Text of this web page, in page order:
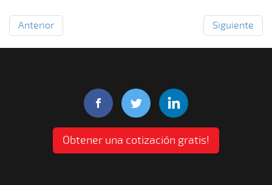
Anterior Siguiente
Obtener una cotización gratis!